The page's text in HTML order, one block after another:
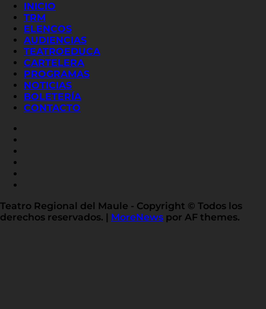
INICIO
TRM
ELENCOS
AUDIENCIAS
TEATROEDUCA
CARTELERA
PROGRAMAS
NOTICIAS
BOLETERÍA
CONTACTO
Teatro Regional del Maule - Copyright © Todos los
derechos reservados. | MoreNews por AF themes.